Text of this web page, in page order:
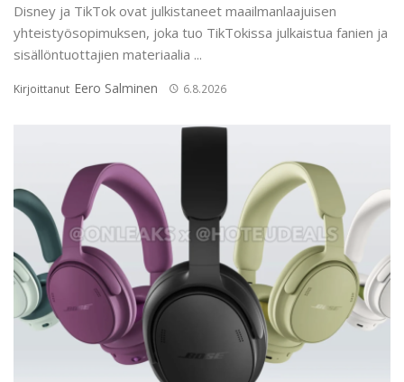
Disney ja TikTok ovat julkistaneet maailmanlaajuisen
yhteistyösopimuksen, joka tuo TikTokissa julkaistua fanien ja
sisällöntuottajien materiaalia ...
Kirjoittanut Eero Salminen 6.8.2026